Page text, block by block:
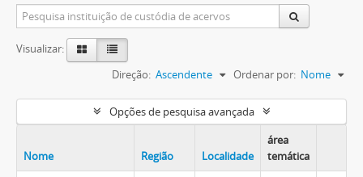
Visualizar:
Ordenar por: Nome
Direção: Ascendente
Opções de pesquisa avançada
Nome Região Localidade
área
temática